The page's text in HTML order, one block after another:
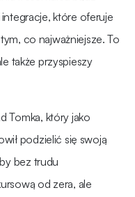
które oferuje
co najważniejsze. To
także przyspieszy
Tomka, który jako
podzielić się swoją
bez trudu
od zera, ale